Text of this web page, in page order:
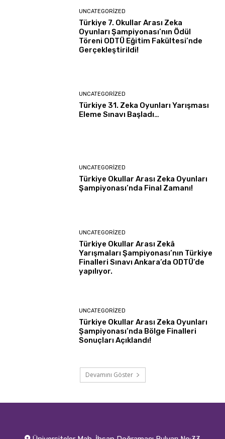
UNCATEGORIZED
Türkiye 7. Okullar Arası Zeka
Oyunları Şampiyonası’nın Ödül
Töreni ODTÜ Eğitim Fakültesi’nde
Gerçekleştirildi!
UNCATEGORIZED
Türkiye 31. Zeka Oyunları Yarışması
Eleme Sınavı Başladı…
UNCATEGORIZED
Türkiye Okullar Arası Zeka Oyunları
Şampiyonası’nda Final Zamanı!
UNCATEGORIZED
Türkiye Okullar Arası Zekâ
Yarışmaları Şampiyonası’nın Türkiye
Finalleri Sınavı Ankara’da ODTÜ’de
yapılıyor.
UNCATEGORIZED
Türkiye Okullar Arası Zeka Oyunları
Şampiyonası’nda Bölge Finalleri
Sonuçları Açıklandı!
Devamını Göster